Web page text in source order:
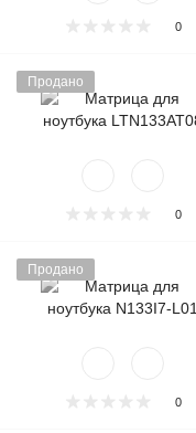
0
Продано
0
Продано
0